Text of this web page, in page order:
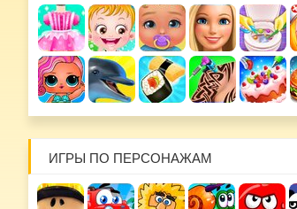
ИГРЫ ПО ПЕРСОНАЖАМ